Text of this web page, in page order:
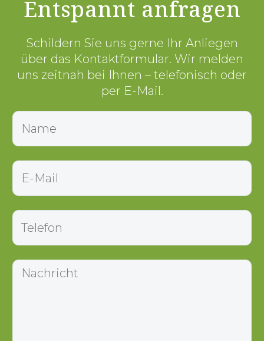
Entspannt anfragen
Schildern Sie uns gerne Ihr Anliegen
über das Kontaktformular. Wir melden
uns zeitnah bei Ihnen – telefonisch oder
per E-Mail.